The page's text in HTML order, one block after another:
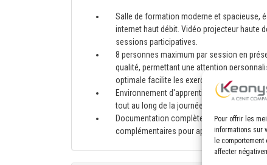
Pour offrir les
informations sur
le
affecter
Salle de formation moderne et spacieuse,
internet haut débit. Vidéo projecteur haute
sessions participatives.
8 personnes maximum par session en
qualité, permettant une attention
optimale facilite les exercices pratiques,
Environnement d'apprentissage
tout au long de la journée.
Documentation complète fournie à
complémentaires pour approfondir les